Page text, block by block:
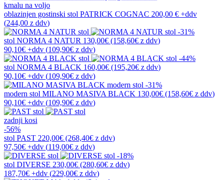
kmalu na voljo
oblazinjen gostinski stol PATRICK COGNAC 200,00 € +ddv
(244,00 z ddv)
-31%
stol NORMA 4 NATUR 130,00€ (158,60€ z ddv)
90,10€ +ddv (109,90€ z ddv)
-44%
stol NORMA 4 BLACK 160,00€ (195,20€ z ddv)
90,10€ +ddv (109,90€ z ddv)
-31%
modern stol MILANO MASIVA BLACK 130,00€ (158,60€ z ddv)
90,10€ +ddv (109,90€ z ddv)
zadnji kosi
-56%
stol PAST 220,00€ (268,40€ z ddv)
97,50€ +ddv (119,00€ z ddv)
-18%
stol DIVERSE 230,00€ (280,60€ z ddv)
187,70€ +ddv (229,00€ z ddv)